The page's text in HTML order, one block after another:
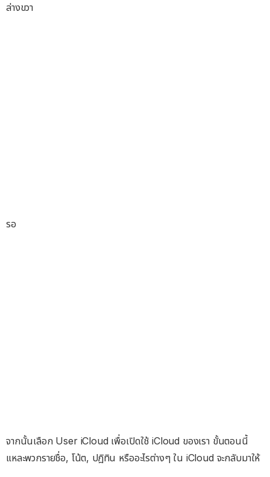
ล่างขวา
รอ
จากนั้นเลือก User iCloud เพื่อเปิดใช้ iCloud ของเรา ขั้นตอนนี้
แหละพวกรายชื่อ, โน้ต, ปฎิทิน หรืออะไรต่างๆ ใน iCloud จะกลับมาให้